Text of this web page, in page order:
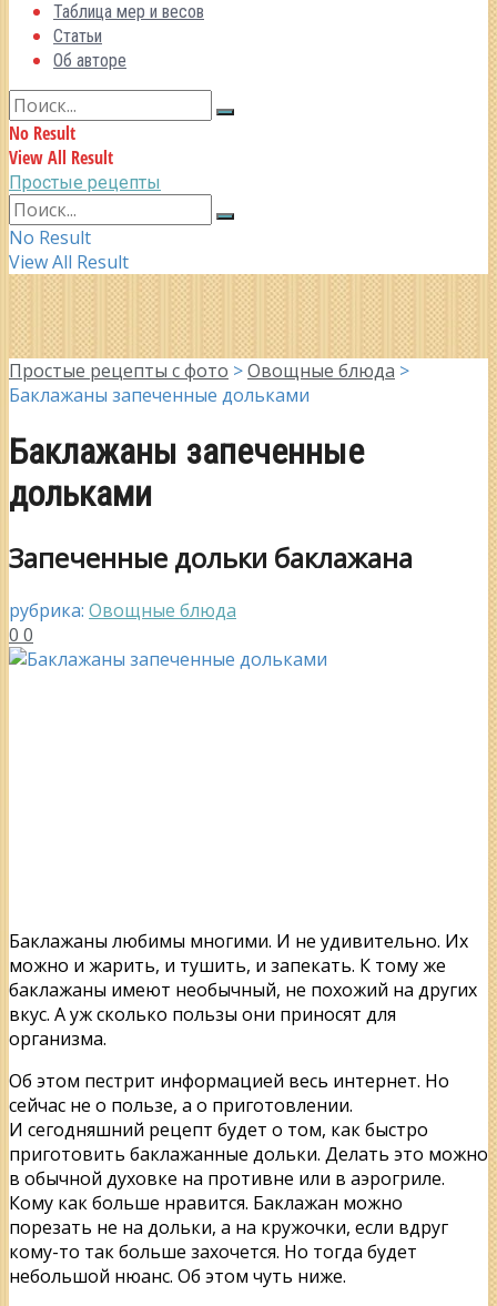
Таблица мер и весов
Статьи
Об авторе
No Result
View All Result
Простые рецепты
No Result
View All Result
Простые рецепты с фото >Овощные блюда >
Баклажаны запеченные дольками
Баклажаны запеченные
дольками
Запеченные дольки баклажана
рубрика: Овощные блюда
0 0
Баклажаны любимы многими. И не удивительно. Их
можно и жарить, и тушить, и запекать. К тому же
баклажаны имеют необычный, не похожий на других
вкус. А уж сколько пользы они приносят для
организма.
Об этом пестрит информацией весь интернет. Но
сейчас не о пользе, а о приготовлении.
И сегодняшний рецепт будет о том, как быстро
приготовить баклажанные дольки. Делать это можно
в обычной духовке на противне или в аэрогриле.
Кому как больше нравится. Баклажан можно
порезать не на дольки, а на кружочки, если вдруг
кому-то так больше захочется. Но тогда будет
небольшой нюанс. Об этом чуть ниже.